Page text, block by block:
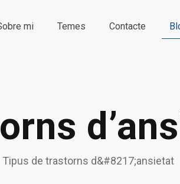
mi Temes Contacte
Tipus de trastorns d&#8217;ansietat